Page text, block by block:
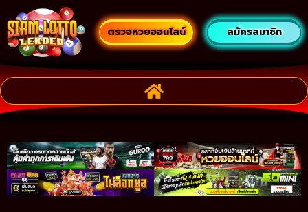
ตรวจหวยออนไลน์ สมัครสมาชิก